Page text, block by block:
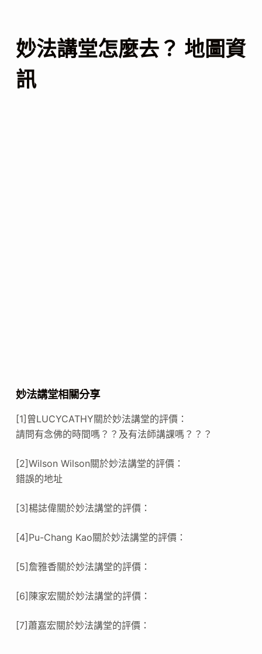
妙法講堂怎麼去？ 地圖資
訊
妙法講堂相關分享
[1]曾LUCYCATHY關於妙法講堂的評價：
請問有念佛的時間嗎？？及有法師講課嗎？？？
[2]Wilson Wilson關於妙法講堂的評價：
錯誤的地址
[3]楊誌偉關於妙法講堂的評價：
[4]Pu-Chang Kao關於妙法講堂的評價：
[5]詹雅香關於妙法講堂的評價：
[6]陳家宏關於妙法講堂的評價：
[7]蕭嘉宏關於妙法講堂的評價：